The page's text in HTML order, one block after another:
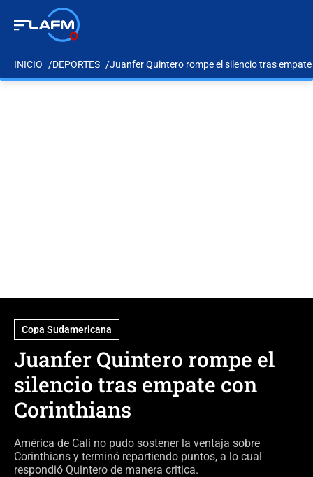
INICIO DEPORTES Juanfer Quintero rompe el silencio tras
Copa Sudamericana
Juanfer Quintero rompe el
silencio tras empate con
Corinthians
América de Cali no pudo sostener la ventaja sobre
Corinthians y terminó repartiendo puntos, a lo cual
respondió Quintero de manera critica.